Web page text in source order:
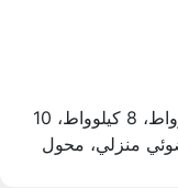
محول تخزين الطاقة الشمسية 6 كيلوواط، 8 كيلوواط، 10
منزلي، محول